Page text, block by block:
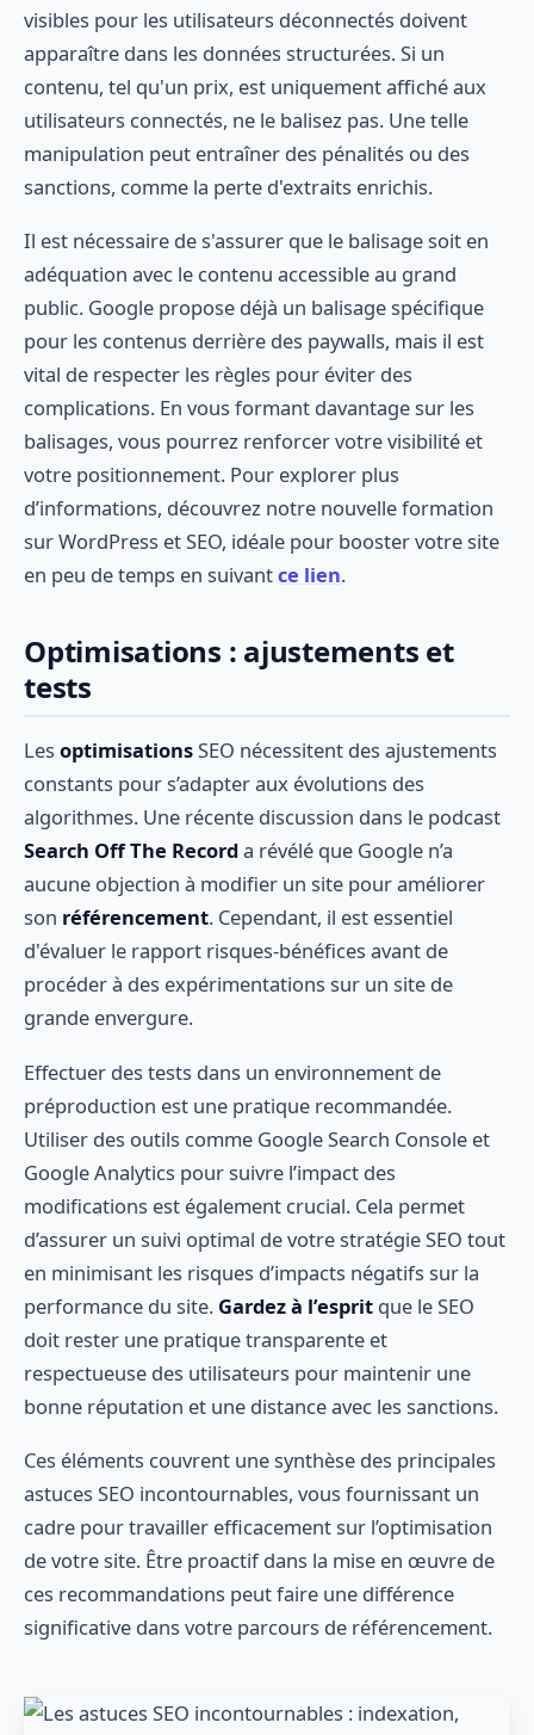
visibles pour les utilisateurs déconnectés doivent
apparaître dans les données structurées. Si un
contenu, tel qu'un prix, est uniquement affiché aux
utilisateurs connectés, ne le balisez pas. Une telle
manipulation peut entraîner des pénalités ou des
sanctions, comme la perte d'extraits enrichis.
Il est nécessaire de s'assurer que le balisage soit en
adéquation avec le contenu accessible au grand
public. Google propose déjà un balisage spécifique
pour les contenus derrière des paywalls, mais il est
vital de respecter les règles pour éviter des
complications. En vous formant davantage sur les
balisages, vous pourrez renforcer votre visibilité et
votre positionnement. Pour explorer plus
d’informations, découvrez notre nouvelle formation
sur WordPress et SEO, idéale pour booster votre site
en peu de temps en suivantce lien.
Optimisations : ajustements et
tests
Les optimisationsSEO nécessitent des ajustements
constants pour s’adapter aux évolutions des
algorithmes. Une récente discussion dans le podcast
Search Off The Recorda révélé que Google n’a
aucune objection à modifier un site pour améliorer
son référencement. Cependant, il est essentiel
d'évaluer le rapport risques-bénéfices avant de
procéder à des expérimentations sur un site de
grande envergure.
Effectuer des tests dans un environnement de
préproduction est une pratique recommandée.
Utiliser des outils comme Google Search Console et
Google Analytics pour suivre l’impact des
modifications est également crucial. Cela permet
d’assurer un suivi optimal de votre stratégie SEO tout
en minimisant les risques d’impacts négatifs sur la
performance du site. Gardez à l’esprit que le SEO
doit rester une pratique transparente et
respectueuse des utilisateurs pour maintenir une
bonne réputation et une distance avec les sanctions.
Ces éléments couvrent une synthèse des principales
astuces SEO incontournables, vous fournissant un
cadre pour travailler efficacement sur l’optimisation
de votre site. Être proactif dans la mise en œuvre de
ces recommandations peut faire une différence
significative dans votre parcours de référencement.